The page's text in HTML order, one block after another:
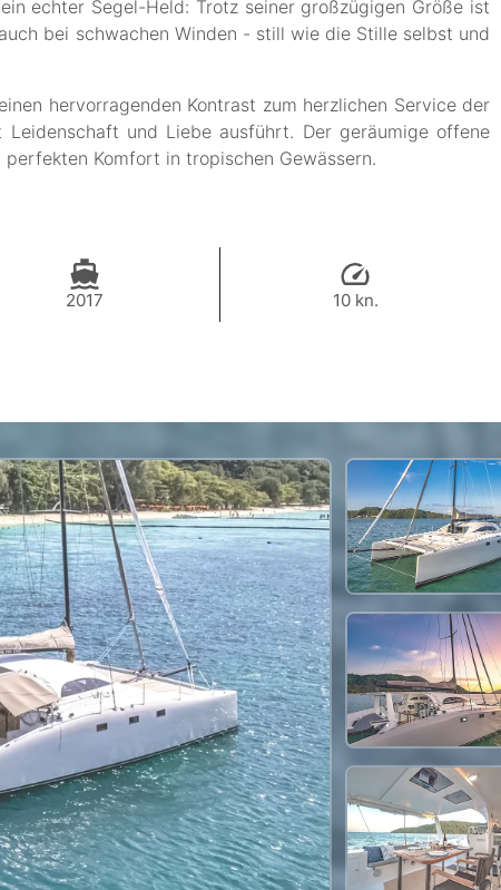
echter Segel-Held: Trotz seiner großzügigen Größe ist
bei schwachen Winden - still wie die Stille selbst und
hervorragenden Kontrast zum herzlichen Service der
und Liebe ausführt. Der geräumige offene
Komfort in tropischen Gewässern.
2017 10 kn.
35,300 THB